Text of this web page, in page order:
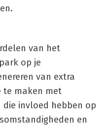
van het
op je
van extra
te maken met
invloed hebben op
en